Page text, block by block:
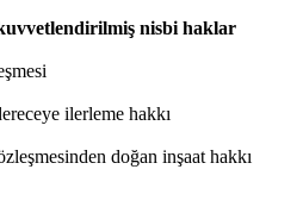
nisbi haklar
ilerleme hakkı
doğan inşaat hakkı